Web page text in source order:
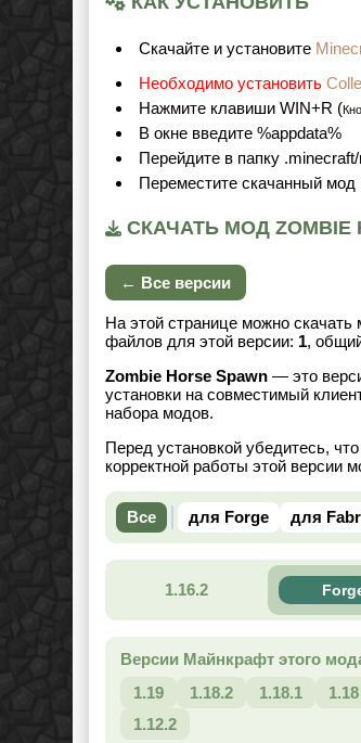
Cкачайте и установите
Необходимо установить
Нажмите клавиши WIN+R (
В окне введите %appdata%
Перейдите в папку
Переместите скачанный мод
СКАЧАТЬ МОД ZOMBIE
← Все версии
На этой странице можно скачать
файлов для этой версии: 1,
Zombie Horse Spawn — это
установки на совместимый
набора модов.
Перед установкой убедитесь,
корректной работы этой версии
Все для Forge для
1.16.2
Версии Майнкрафт этого
1.19
1.18.2 1.18.1 1.18
1.12.2